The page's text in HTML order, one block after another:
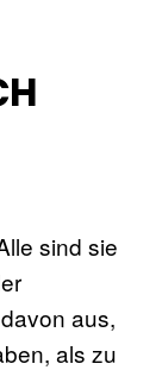
sind sie
aus,
als zu